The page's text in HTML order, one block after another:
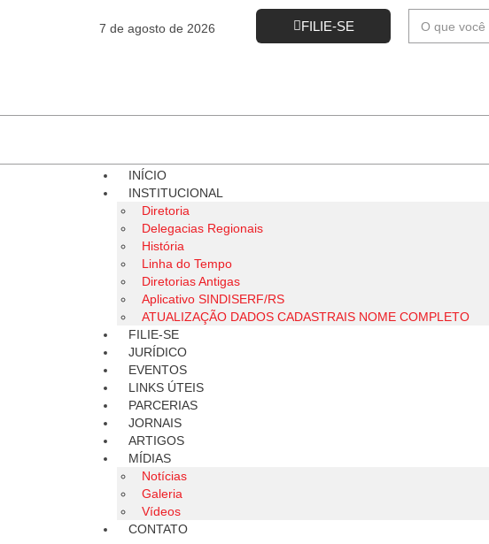
7 de agosto de 2026 FILIE-SE
INÍCIO
INSTITUCIONAL
Diretoria
Delegacias Regionais
História
Linha do Tempo
Diretorias Antigas
Aplicativo SINDISERF/RS
ATUALIZAÇÃO DADOS CADASTRAIS NOME COMPLETO
FILIE-SE
JURÍDICO
EVENTOS
LINKS ÚTEIS
PARCERIAS
JORNAIS
ARTIGOS
MÍDIAS
Notícias
Galeria
Vídeos
CONTATO